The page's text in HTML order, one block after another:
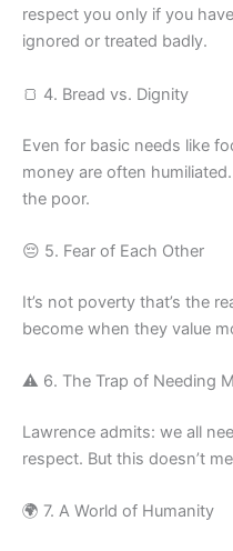
respect you only if you
ignored or treated badly.
🍞 4. Bread vs. Dignity
Even for basic needs like
money are often
the poor.
😔 5. Fear of Each Other
It’s not poverty that’s the
become when they value
⚠️ 6. The Trap of Needing
Lawrence admits: we all
respect. But this doesn’t
🌍 7. A World of Humanity